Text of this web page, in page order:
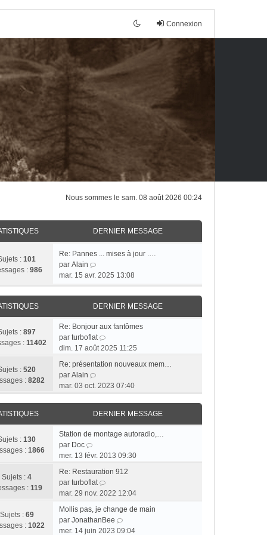
Connexion
Nous sommes le sam. 08 août 2026 00:24
DERNIER MESSAGE
: 101
: 986
Re: Pannes ... mises à jour .…
par Alain
o
n
s
u
l
t
e
r
l
d
e
r
n
i
e
m
e
s
s
g
e
mar. 15 avr. 2025 13:08
DERNIER MESSAGE
: 897
: 11402
Re: Bonjour aux fantômes
par turboflat
o
s
l
t
e
r
l
d
r
i
e
r
m
dim. 17 août 2025 11:25
: 520
: 8282
Re: présentation nouveaux mem…
par Alain
o
n
u
t
r
l
e
d
r
n
mar. 03 oct. 2023 07:40
DERNIER MESSAGE
: 130
: 1866
Station de montage autoradio,…
par Doc
o
s
u
l
e
r
mer. 13 févr. 2013 09:30
Sujets : 4
: 119
Re: Restauration 912
par turboflat
o
s
u
mar. 29 nov. 2022 12:04
Sujets : 69
: 1022
Mollis pas, je change de main
par JonathanBee
o
mer. 14 juin 2023 09:04